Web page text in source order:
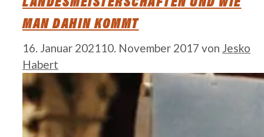
MAN DAHIN KOMMT
16. Januar 202110. November 2017 von Jesko
Habert